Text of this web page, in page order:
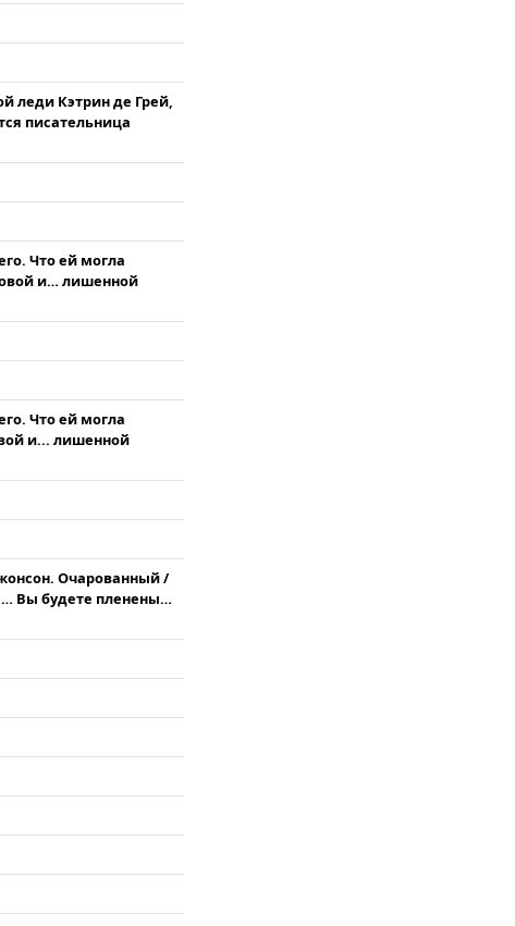
леди Кэтрин де Грей,
писательница
Что ей могла
и… лишенной
Что ей могла
и... лишенной
Очарованный /
Вы будете пленены…